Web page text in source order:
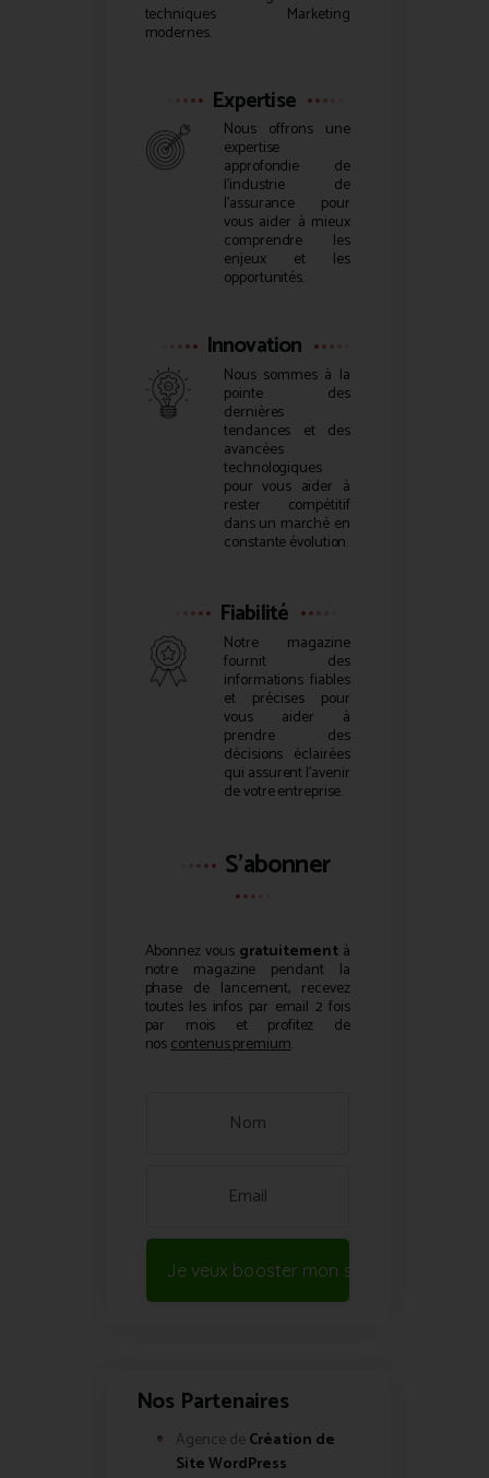
techniques Marketing
modernes.
Expertise
Nous offrons une
expertise
approfondie de
l’industrie de
l’assurance pour
vous aider à mieux
comprendre les
enjeux et les
opportunités.
Innovation
Nous sommes à la
pointe des
dernières
tendances et des
avancées
technologiques
pour vous aider à
rester compétitif
dans un marché en
constante évolution.
Fiabilité
Notre magazine
fournit des
informations fiables
et précises pour
vous aider à
prendre des
décisions éclairées
qui assurent l’avenir
de votre entreprise.
S'abonner
Abonnez vous gratuitementà
notre magazine pendant la
phase de lancement, recevez
toutes les infos par email 2 fois
par mois et profitez de
noscontenus premium.
Je veux booster mon site !
Nos Partenaires
Agence de Création de
Site WordPress